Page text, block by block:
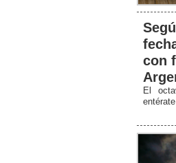
con
El